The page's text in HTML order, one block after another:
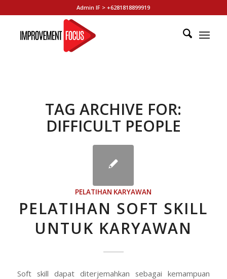
Admin IF > +6281818899919
TAG ARCHIVE FOR:
DIFFICULT PEOPLE
PELATIHAN KARYAWAN
PELATIHAN SOFT SKILL
UNTUK KARYAWAN
Soft skill dapat diterjemahkan sebagai kemampuan